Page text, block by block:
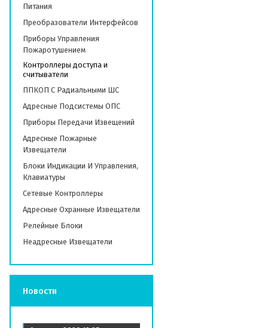
Питания
Преобразователи Интерфейсов
Приборы Управления
Пожаротушением
Контроллеры доступа и
считыватели
ППКОП С Радиальными ШС
Адресные Подсистемы ОПС
Приборы Передачи Извещений
Адресные Пожарные
Извещатели
Блоки Индикации И Управления,
Клавиатуры
Сетевые Контроллеры
Адресные Охранные Извещатели
Релейные Блоки
Неадресные Извещатели
Новости